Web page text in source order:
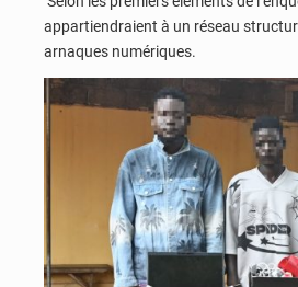
appartiendraient à un réseau
arnaques numériques.